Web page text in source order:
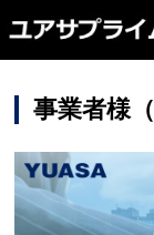
事業者様